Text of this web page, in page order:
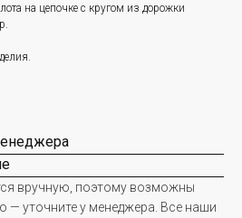
на цепочке с кругом из дорожки
вручную, поэтому возможны
— уточните у менеджера. Все наши